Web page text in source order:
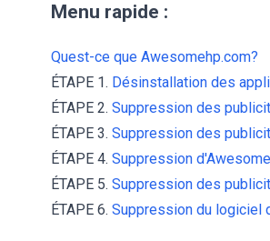
Menu rapide :
Quest-ce que Awesomehp.com?
ÉTAPE 1. Désinstallation des
ÉTAPE 2. Suppression des
ÉTAPE 3. Suppression des
ÉTAPE 4. Suppression
ÉTAPE 5. Suppression des
ÉTAPE 6. Suppression du logiciel